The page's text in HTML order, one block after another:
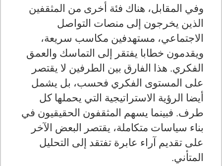
وفي المقابل، هناك فئة أخرى من المثقفين
الذين يخرجون إلى منصات التواصل
الاجتماعي، مستهدفين مكاسب سريعة،
ويقدمون خطابا يفتقر إلى التماسك والعمق
الفكري. هذا الفارق بين الطرفين لا يقتصر
على المستوى الفكري فحسب، بل يشمل
أيضا الرؤية الاستراتيجية التي يحملها كل
طرف. فبينما يسهم المثقفون الحقيقيون في
بناء سياسات متكاملة، يقتصر البعض الآخر
على تقديم آراء عابرة تفتقد إلى التحليل
المتأني.